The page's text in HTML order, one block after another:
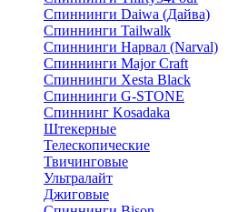
Спиннинги Daiwa (Дайва)
Спиннинги Tailwalk
Спиннинги Нарвал (Narval)
Спиннинги Major Craft
Спиннинги Xesta Black
Спиннинги G-STONE
Спиннинг Kosadaka
Штекерные
Телескопические
Твичинговые
Ультралайт
Джиговые